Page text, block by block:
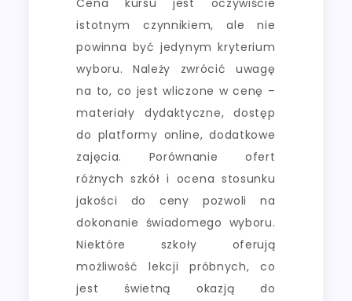
istotnym czynnikiem, ale nie
powinna być jedynym kryterium
wyboru. Należy zwrócić uwagę
na to, co jest wliczone w cenę –
materiały dydaktyczne, dostęp
do platformy online, dodatkowe
zajęcia. Porównanie ofert
różnych szkół i ocena stosunku
jakości do ceny pozwoli na
dokonanie świadomego wyboru.
Niektóre szkoły oferują
możliwość lekcji próbnych, co
jest świetną okazją do